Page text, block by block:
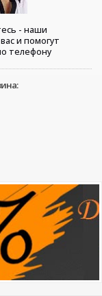
- наши
и помогут
телефону